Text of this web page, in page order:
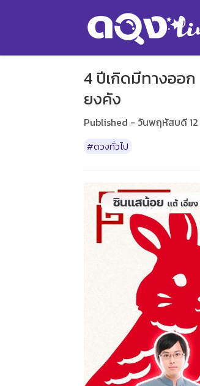
4 ปีเกิดมีทางออก
ยงคัง
Published - วันพฤหัสบดี
#ดวงทั่วไป